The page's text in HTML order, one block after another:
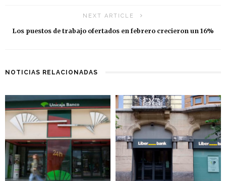
NEXT ARTICLE
Los puestos de trabajo ofertados en febrero crecieron un 16%
NOTICIAS RELACIONADAS